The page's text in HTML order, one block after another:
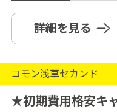
詳細を見る
コモン浅草セカンド
★初期費用格安キ